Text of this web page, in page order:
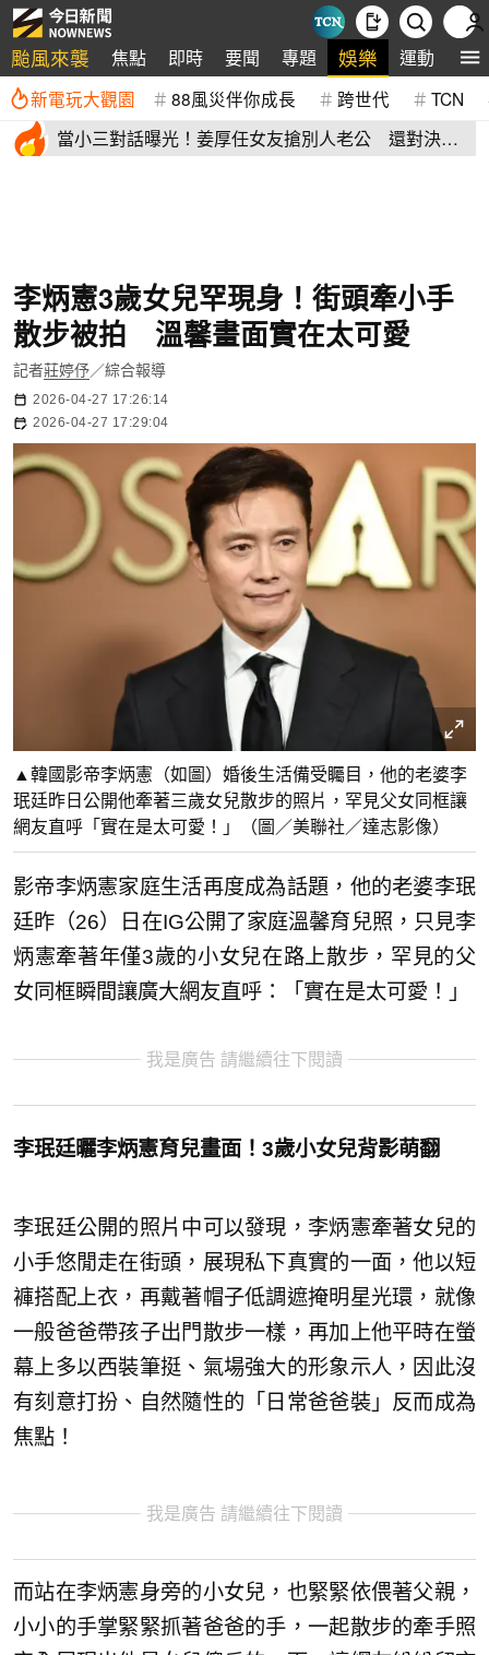
颱風來襲 焦點 即時 要聞 專題 娛樂 運動 全
新電玩大觀園 88風災伴你成長 跨世代 TCN
當小三對話曝光！姜厚任女友搶別人老公 還對決正
李炳憲3歲女兒罕現身！街頭牽小手
散步被拍 溫馨畫面實在太可愛
記者莊婷伃／綜合報導
2026-04-27 17:26:14
2026-04-27 17:29:04
▲韓國影帝李炳憲（如圖）婚後生活備受矚目，他的老婆李
珉廷昨日公開他牽著三歲女兒散步的照片，罕見父女同框讓
網友直呼「實在是太可愛！」（圖／美聯社／達志影像）
影帝李炳憲家庭生活再度成為話題，他的老婆李珉
廷昨（26）日在IG公開了家庭溫馨育兒照，只見李
炳憲牽著年僅3歲的小女兒在路上散步，罕見的父
女同框瞬間讓廣大網友直呼：「實在是太可愛！」
我是廣告 請繼續往下閱讀
李珉廷曬李炳憲育兒畫面！3歲小女兒背影萌翻
李珉廷公開的照片中可以發現，李炳憲牽著女兒的
小手悠閒走在街頭，展現私下真實的一面，他以短
褲搭配上衣，再戴著帽子低調遮掩明星光環，就像
一般爸爸帶孩子出門散步一樣，再加上他平時在螢
幕上多以西裝筆挺、氣場強大的形象示人，因此沒
有刻意打扮、自然隨性的「日常爸爸裝」反而成為
焦點！
我是廣告 請繼續往下閱讀
而站在李炳憲身旁的小女兒，也緊緊依偎著父親，
小小的手掌緊緊抓著爸爸的手，一起散步的牽手照